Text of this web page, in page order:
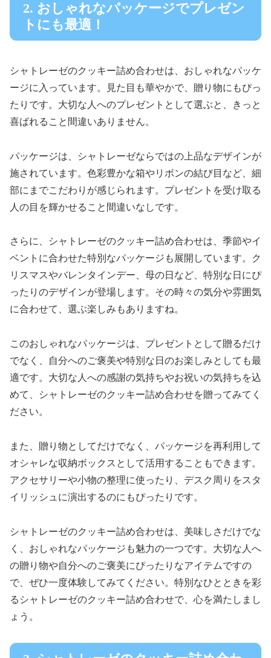
2. おしゃれなパッケージでプレゼン
トにも最適！
シャトレーゼのクッキー詰め合わせは、おしゃれなパッケ
ージに入っています。見た目も華やかで、贈り物にもぴっ
たりです。大切な人へのプレゼントとして選ぶと、きっと
喜ばれること間違いありません。
パッケージは、シャトレーゼならではの上品なデザインが
施されています。色彩豊かな箱やリボンの結び目など、細
部にまでこだわりが感じられます。プレゼントを受け取る
人の目を輝かせること間違いなしです。
さらに、シャトレーゼのクッキー詰め合わせは、季節やイ
ベントに合わせた特別なパッケージも展開しています。ク
リスマスやバレンタインデー、母の日など、特別な日にぴ
ったりのデザインが登場します。その時々の気分や雰囲気
に合わせて、選ぶ楽しみもありますね。
このおしゃれなパッケージは、プレゼントとして贈るだけ
でなく、自分へのご褒美や特別な日のお楽しみとしても最
適です。大切な人への感謝の気持ちやお祝いの気持ちを込
めて、シャトレーゼのクッキー詰め合わせを贈ってみてく
ださい。
また、贈り物としてだけでなく、パッケージを再利用して
オシャレな収納ボックスとして活用することもできます。
アクセサリーや小物の整理に使ったり、デスク周りをスタ
イリッシュに演出するのにもぴったりです。
シャトレーゼのクッキー詰め合わせは、美味しさだけでな
く、おしゃれなパッケージも魅力の一つです。大切な人へ
の贈り物や自分へのご褒美にぴったりなアイテムですの
で、ぜひ一度体験してみてください。特別なひとときを彩
るシャトレーゼのクッキー詰め合わせで、心を満たしまし
ょう。